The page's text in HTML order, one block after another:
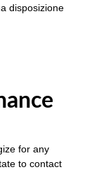
disposizione
for any
to contact